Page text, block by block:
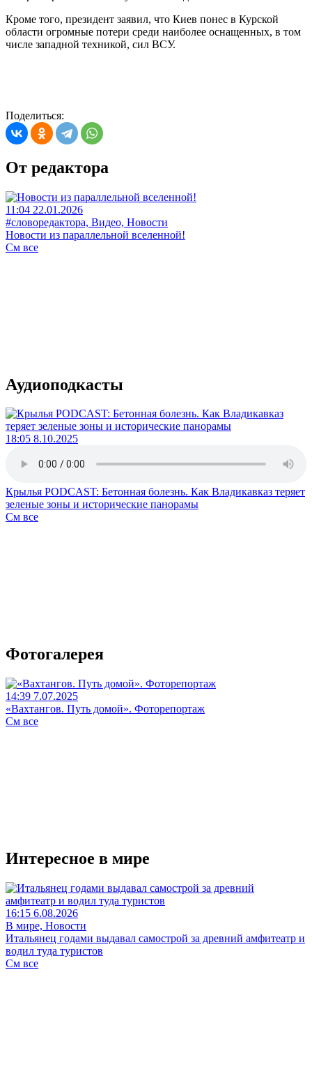
Кроме того, президент заявил, что Киев понес в Курской
области огромные потери среди наиболее оснащенных, в том
числе западной техникой, сил ВСУ.
Поделиться:
От редактора
11:04 22.01.2026
#словоредактора, Видео, Новости
Новости из параллельной вселенной!
См все
Аудиоподкасты
18:05 8.10.2025
Крылья PODCAST: Бетонная болезнь. Как Владикавказ теряет
зеленые зоны и исторические панорамы
См все
Фотогалерея
14:39 7.07.2025
«Вахтангов. Путь домой». Фоторепортаж
См все
Интересное в мире
16:15 6.08.2026
В мире, Новости
Итальянец годами выдавал самострой за древний амфитеатр и
водил туда туристов
См все